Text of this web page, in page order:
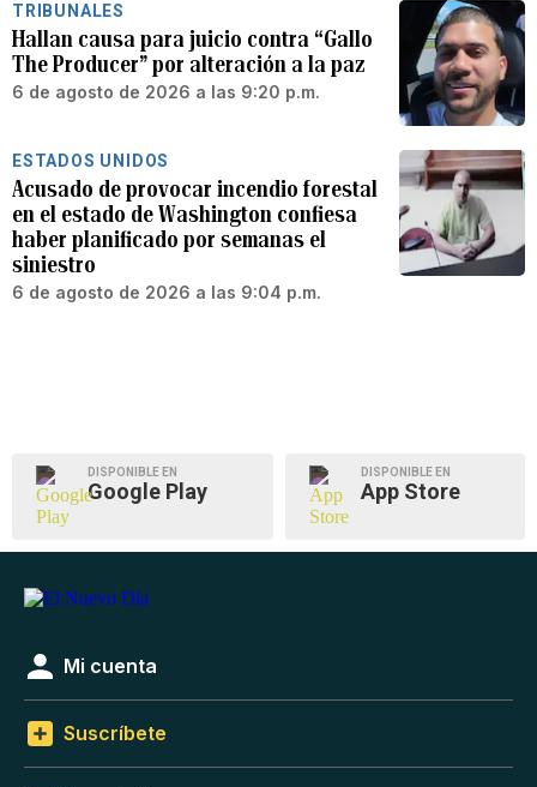
TRIBUNALES
Hallan causa para juicio contra “Gallo
The Producer” por alteración a la paz
6 de agosto de 2026 a las 9:20 p.m.
ESTADOS UNIDOS
Acusado de provocar incendio forestal
en el estado de Washington confiesa
haber planificado por semanas el
siniestro
6 de agosto de 2026 a las 9:04 p.m.
DISPONIBLE EN
Google Play
DISPONIBLE EN
App Store
Mi cuenta
Suscríbete